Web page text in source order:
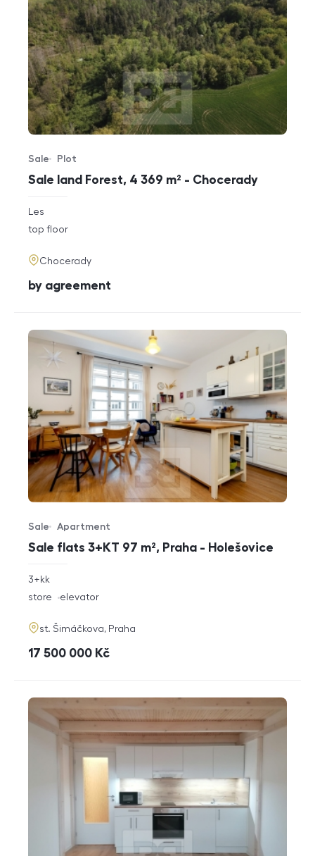
Sale land Forest, 4 369 m² - Chocerady
Offer type
Sale
Property type
Plot
rozměry
disposition
Les
funkce
top floor
adresa
Chocerady
cena
by agreement
Sale flats 3+KT 97 m², Praha - Holešovice
Offer type
Sale
Property type
Apartment
rozměry
disposition
3+kk
funkce
store elevator
adresa
st. Šimáčkova, Praha
cena
17 500 000 Kč